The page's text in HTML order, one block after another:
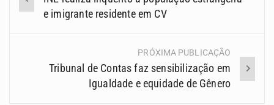
(Posts)e imigrante residente em CV
PRÓXIMA PUBLICAÇÃO
Tribunal de Contas faz sensibilização em
Igualdade e equidade de Gênero